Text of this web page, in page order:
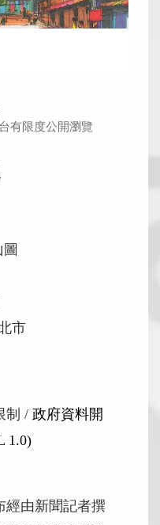
有限度公開瀏覽
市
制
政府資料開
1.0)
經由新聞記者撰